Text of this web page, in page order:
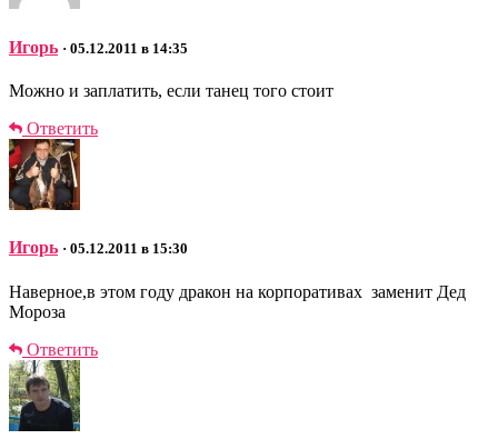
Игорь · 05.12.2011 в 14:35
Можно и заплатить, если танец того стоит
Ответить
Игорь · 05.12.2011 в 15:30
Наверное,в этом году дракон на корпоративах заменит Дед
Мороза
Ответить